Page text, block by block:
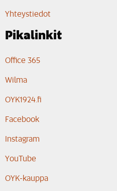
Yhteystiedot
Pikalinkit
Office 365
Wilma
OYK1924.fi
Facebook
Instagram
YouTube
OYK-kauppa